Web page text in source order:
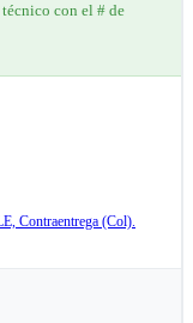
con el # de
Contraentrega (Col).